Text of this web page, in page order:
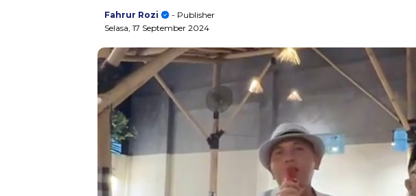
Fahrur Rozi
- Publisher
Selasa, 17 September 2024